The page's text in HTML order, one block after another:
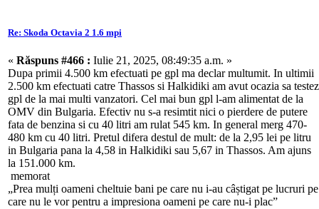
Re: Skoda Octavia 2 1.6 mpi
« Răspuns #466 : Iulie 21, 2025, 08:49:35 a.m. »
Dupa primii 4.500 km efectuati pe gpl ma declar multumit. In ultimii
2.500 km efectuati catre Thassos si Halkidiki am avut ocazia sa testez
gpl de la mai multi vanzatori. Cel mai bun gpl l-am alimentat de la
OMV din Bulgaria. Efectiv nu s-a resimtit nici o pierdere de putere
fata de benzina si cu 40 litri am rulat 545 km. In general merg 470-
480 km cu 40 litri. Pretul difera destul de mult: de la 2,95 lei pe litru
in Bulgaria pana la 4,58 in Halkidiki sau 5,67 in Thassos. Am ajuns
la 151.000 km.
memorat
„Prea mulți oameni cheltuie bani pe care nu i-au câștigat pe lucruri pe
care nu le vor pentru a impresiona oameni pe care nu-i plac”